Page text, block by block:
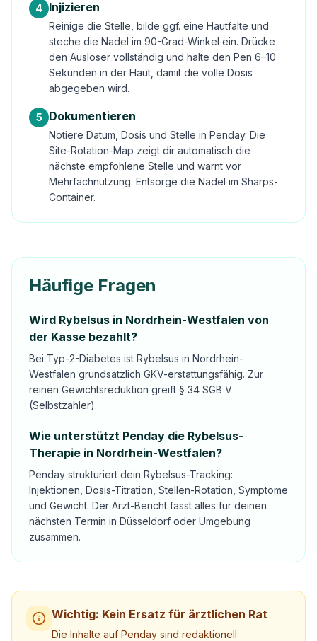
4 Injizieren
Reinige die Stelle, bilde ggf. eine Hautfalte und
steche die Nadel im 90-Grad-Winkel ein. Drücke
den Auslöser vollständig und halte den Pen 6–10
Sekunden in der Haut, damit die volle Dosis
abgegeben wird.
5 Dokumentieren
Notiere Datum, Dosis und Stelle in Penday. Die
Site-Rotation-Map zeigt dir automatisch die
nächste empfohlene Stelle und warnt vor
Mehrfachnutzung. Entsorge die Nadel im Sharps-
Container.
Häufige Fragen
Wird Rybelsus in Nordrhein-Westfalen von
der Kasse bezahlt?
Bei Typ-2-Diabetes ist Rybelsus in Nordrhein-
Westfalen grundsätzlich GKV-erstattungsfähig. Zur
reinen Gewichtsreduktion greift § 34 SGB V
(Selbstzahler).
Wie unterstützt Penday die Rybelsus-
Therapie in Nordrhein-Westfalen?
Penday strukturiert dein Rybelsus-Tracking:
Injektionen, Dosis-Titration, Stellen-Rotation, Symptome
und Gewicht. Der Arzt-Bericht fasst alles für deinen
nächsten Termin in Düsseldorf oder Umgebung
zusammen.
Wichtig: Kein Ersatz für ärztlichen Rat
Die Inhalte auf Penday sind redaktionell